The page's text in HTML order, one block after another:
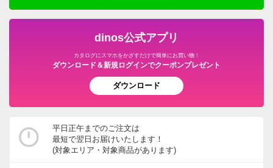
dinos公式アプリ
カタログにスマホをかざすだけで簡単にお買い物！
ダウンロード＆新規ログインでクーポンプレゼント
ダウンロード
平日正午までのご注文は
最短で翌日お届けいたします！
(対象エリア・対象商品があります)